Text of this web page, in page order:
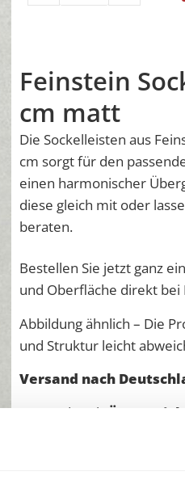
Feinstein
cm matt
Die Sockelleisten aus
cm sorgt für den
einen harmonischer
diese gleich mit oder
beraten.
Bestellen Sie jetzt ganz
und Oberfläche direkt bei
Abbildung ähnlich – Die
und Struktur leicht
Versand nach
Versand nach
Österreich
Qualität und Preis